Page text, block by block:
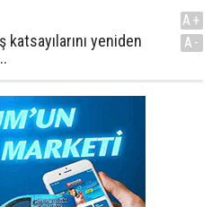
yeniden
A+
A-